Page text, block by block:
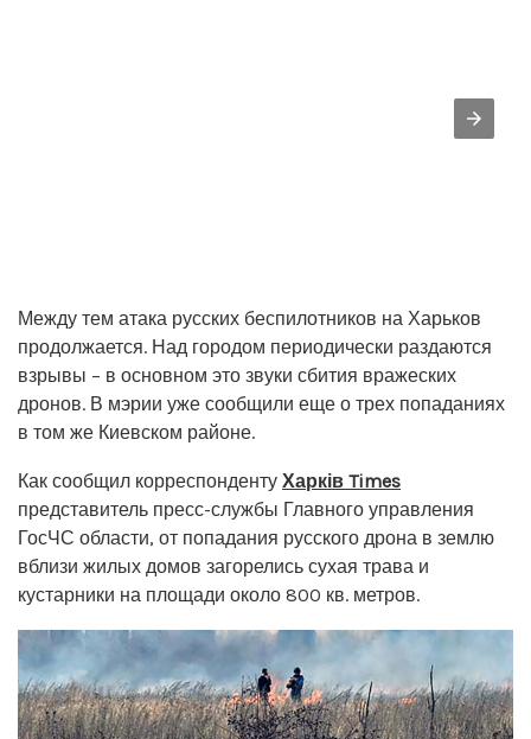
Между тем атака русских беспилотников на Харьков
продолжается. Над городом периодически раздаются
взрывы – в основном это звуки сбития вражеских
дронов. В мэрии уже сообщили еще о трех попаданиях
в том же Киевском районе.
Как сообщил корреспонденту Харків Times
представитель пресс-службы Главного управления
ГосЧС области, от попадания русского дрона в землю
вблизи жилых домов загорелись сухая трава и
кустарники на площади около 800 кв. метров.